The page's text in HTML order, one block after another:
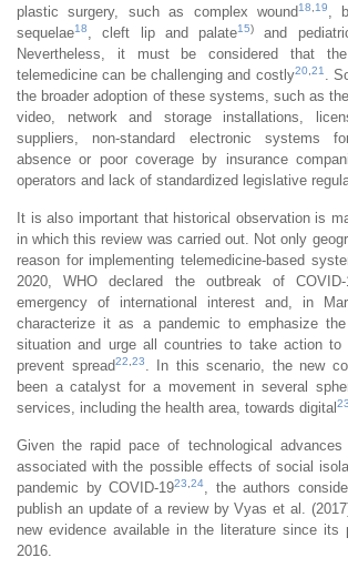
plastic surgery, such as complex wound18 19 ,
sequelae18 , cleft lip and palate15) and
Nevertheless, it must be considered that
telemedicine can be challenging and costly20 21
.
the broader adoption of these systems, such as
video, network and storage installations,
suppliers, non-standard electronic systems
absence or poor coverage by insurance
operators and lack of standardized legislative
It is also important that historical observation is
in which this review was carried out. Not only
reason for implementing telemedicine-based
2020, WHO declared the outbreak of
emergency of international interest and, in
characterize it as a pandemic to emphasize
situation and urge all countries to take action to
prevent spread22 23
. In this scenario, the new
been a catalyst for a movement in several
services, including the health area, towards digital 23
Given the rapid pace of technological
associated with the possible effects of social
pandemic by COVID-1923 24
, the authors
publish an update of a review by Vyas et al.
new evidence available in the literature since its
2016.